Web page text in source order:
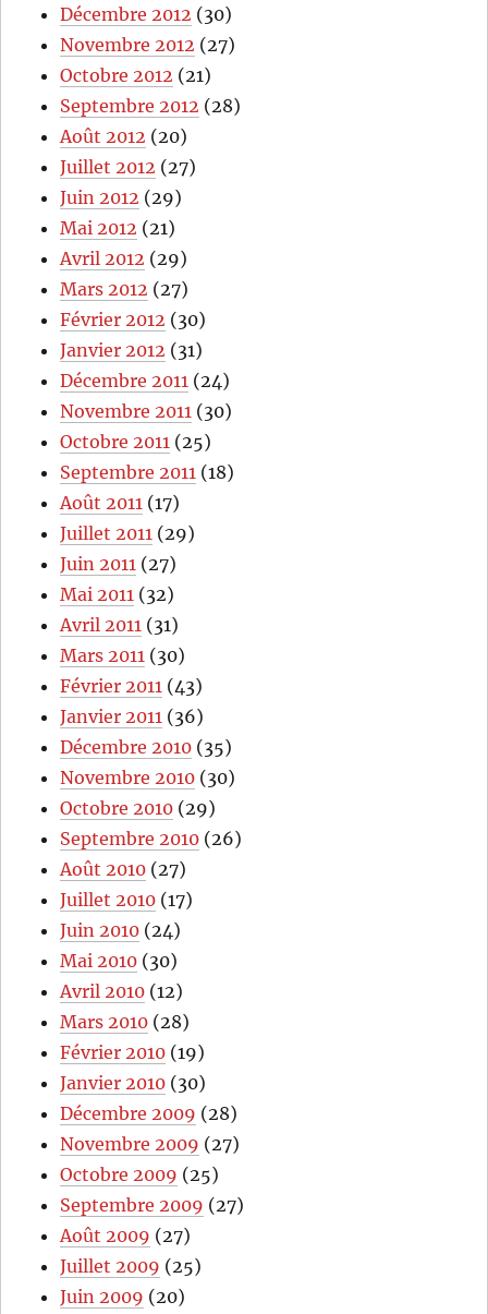
Décembre 2012 (30)
Novembre 2012 (27)
Octobre 2012 (21)
Septembre 2012 (28)
Août 2012 (20)
Juillet 2012 (27)
Juin 2012 (29)
Mai 2012 (21)
Avril 2012 (29)
Mars 2012 (27)
Février 2012 (30)
Janvier 2012 (31)
Décembre 2011 (24)
Novembre 2011 (30)
Octobre 2011 (25)
Septembre 2011 (18)
Août 2011 (17)
Juillet 2011 (29)
Juin 2011 (27)
Mai 2011 (32)
Avril 2011 (31)
Mars 2011 (30)
Février 2011 (43)
Janvier 2011 (36)
Décembre 2010 (35)
Novembre 2010 (30)
Octobre 2010 (29)
Septembre 2010 (26)
Août 2010 (27)
Juillet 2010 (17)
Juin 2010 (24)
Mai 2010 (30)
Avril 2010 (12)
Mars 2010 (28)
Février 2010 (19)
Janvier 2010 (30)
Décembre 2009 (28)
Novembre 2009 (27)
Octobre 2009 (25)
Septembre 2009 (27)
Août 2009 (27)
Juillet 2009 (25)
Juin 2009 (20)